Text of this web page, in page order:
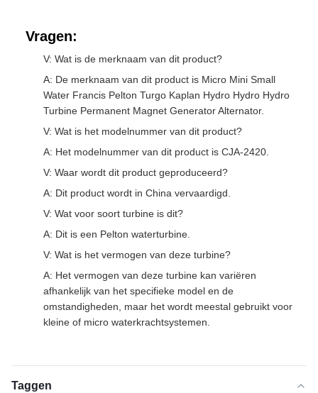
Vragen:
V: Wat is de merknaam van dit product?
A: De merknaam van dit product is Micro Mini Small
Water Francis Pelton Turgo Kaplan Hydro Hydro Hydro
Turbine Permanent Magnet Generator Alternator.
V: Wat is het modelnummer van dit product?
A: Het modelnummer van dit product is CJA-2420.
V: Waar wordt dit product geproduceerd?
A: Dit product wordt in China vervaardigd.
V: Wat voor soort turbine is dit?
A: Dit is een Pelton waterturbine.
V: Wat is het vermogen van deze turbine?
A: Het vermogen van deze turbine kan variëren
afhankelijk van het specifieke model en de
omstandigheden, maar het wordt meestal gebruikt voor
kleine of micro waterkrachtsystemen.
Taggen